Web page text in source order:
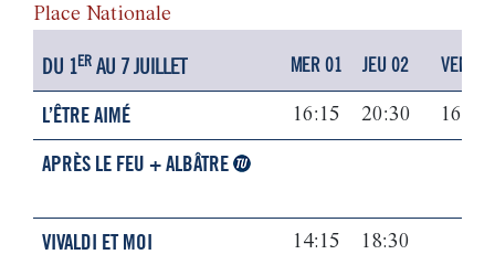
Place Nationale
DU 1ER AU 7 JUILLET MER 01 JEU 02 VEN 03
L’ÊTRE AIMÉ 16:15 20:30 16:00
APRÈS LE FEU + ALBÂTRE
VIVALDI ET MOI 14:15 18:30